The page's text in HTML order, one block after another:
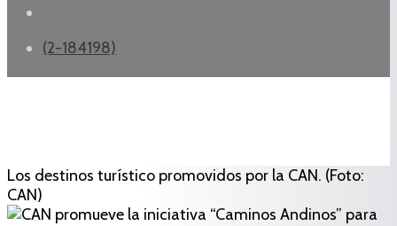
(2-184198)
Los destinos turístico promovidos por la CAN. (Foto:
CAN)